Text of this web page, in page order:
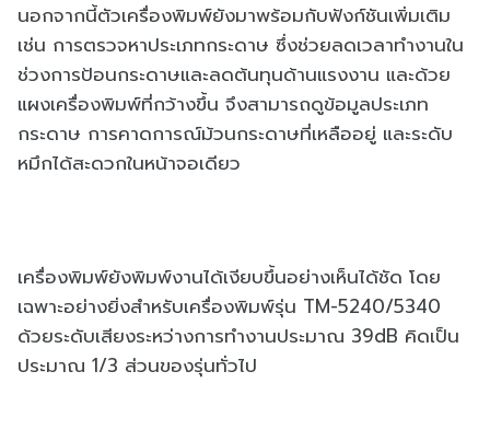
นอกจากนี้ตัวเครื่องพิมพ์ยังมาพร้อมกับฟังก์ชันเพิ่มเติม
เช่น การตรวจหาประเภทกระดาษ ซึ่งช่วยลดเวลาทำงานใน
ช่วงการป้อนกระดาษและลดต้นทุนด้านแรงงาน และด้วย
แผงเครื่องพิมพ์ที่กว้างขึ้น จึงสามารถดูข้อมูลประเภท
กระดาษ การคาดการณ์ม้วนกระดาษที่เหลืออยู่ และระดับ
หมึกได้สะดวกในหน้าจอเดียว
เครื่องพิมพ์ยังพิมพ์งานได้เงียบขึ้นอย่างเห็นได้ชัด โดย
เฉพาะอย่างยิ่งสำหรับเครื่องพิมพ์รุ่น TM-5240/5340
ด้วยระดับเสียงระหว่างการทำงานประมาณ 39dB คิดเป็น
ประมาณ 1/3 ส่วนของรุ่นทั่วไป